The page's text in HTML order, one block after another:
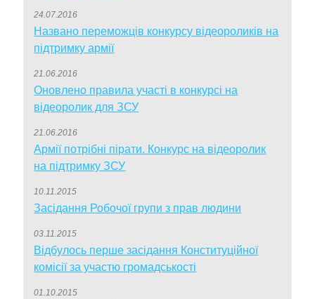
24.07.2016
Названо переможців конкурсу відеороликів на
підтримку армії
21.06.2016
Оновлено правила участі в конкурсі на
відеоролик для ЗСУ
21.06.2016
Армії потрібні пірати. Конкурс на відеоролик
на підтримку ЗСУ
10.11.2015
Засідання Робочої групи з прав людини
03.11.2015
Відбулось перше засідання Конституційної
комісії за участю громадськості
01.10.2015